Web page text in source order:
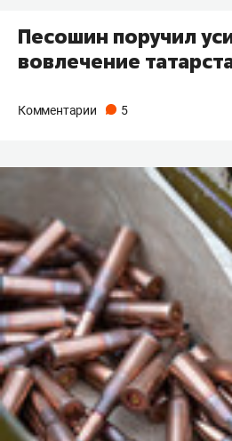
Песошин поручил
вовлечение
Комментарии 5